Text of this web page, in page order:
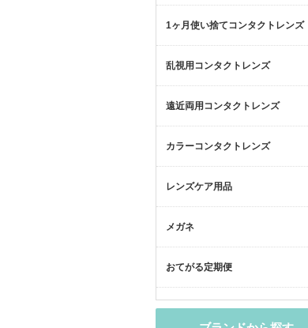
1ヶ月使い捨てコンタクトレンズ
乱視用コンタクトレンズ
遠近両用コンタクトレンズ
カラーコンタクトレンズ
レンズケア用品
メガネ
おてがる定期便